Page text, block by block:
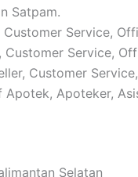
Satpam.
Customer Service,
Customer Service,
Customer
Apotek, Apoteker,
Selatan